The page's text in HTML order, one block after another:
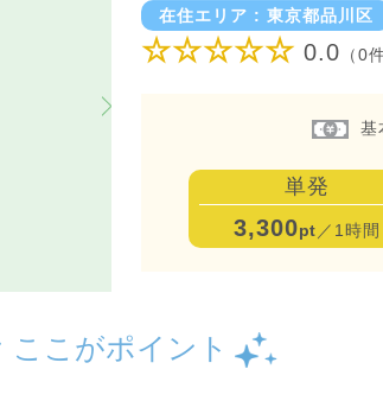
在住エリア : 東京都品川区
☆☆☆☆☆ 0.0 （0
基
単発
3,300pt ／1時間
ここがポイント